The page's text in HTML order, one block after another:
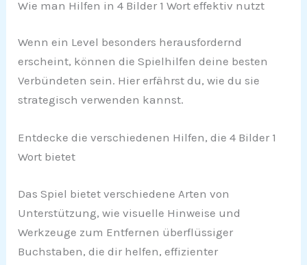
Wie man Hilfen in 4 Bilder 1 Wort effektiv nutzt
Wenn ein Level besonders herausfordernd
erscheint, können die Spielhilfen deine besten
Verbündeten sein. Hier erfährst du, wie du sie
strategisch verwenden kannst.
Entdecke die verschiedenen Hilfen, die 4 Bilder 1
Wort bietet
Das Spiel bietet verschiedene Arten von
Unterstützung, wie visuelle Hinweise und
Werkzeuge zum Entfernen überflüssiger
Buchstaben, die dir helfen, effizienter